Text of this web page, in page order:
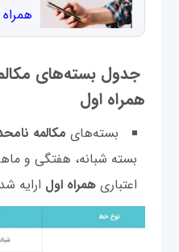
جدول بسته‌های
همراه اول
بسته‌های مکالمه
بسته شبانه، هفتگی و
اعتباریهمراه اول ارایه